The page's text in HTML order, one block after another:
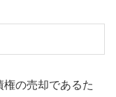
の売却であるた